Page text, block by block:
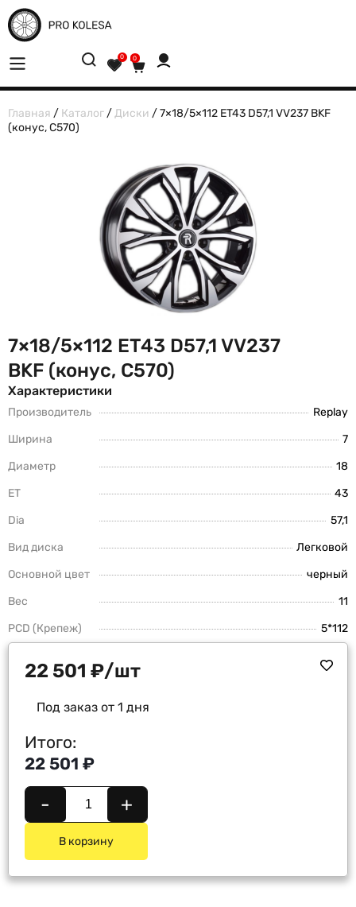
0 0
Главная / Каталог /Диски / 7×18/5×112 ET43 D57,1 VV237 BKF
(конус, C570)
7×18/5×112 ET43 D57,1 VV237
BKF (конус, C570)
Характеристики
Производитель
Replay
Ширина
7
Диаметр
18
ET
43
Dia
57,1
Вид диска
Легковой
Основной цвет
черный
Вес
11
PCD (Крепеж)
5*112
22 501 ₽/шт
Под заказ от 1 дня
Итого:
22 501 ₽
- +
В корзину